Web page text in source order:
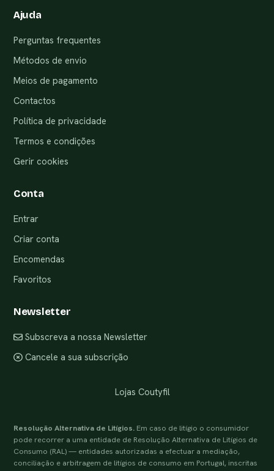
Ajuda
Perguntas frequentes
Métodos de envio
Meios de pagamento
Contactos
Política de privacidade
Termos e condições
Gerir cookies
Conta
Entrar
Criar conta
Encomendas
Favoritos
Newsletter
Subscreva a nossa Newsletter
Cancele a sua subscrição
Lojas Coutyfil
Resolução Alternativa de Litígios. Em caso de litígio o consumidor
pode recorrer a uma entidade de Resolução Alternativa de Litígios de
Consumo (RAL) — entidades autorizadas a efectuar a mediação,
conciliação e arbitragem de litígios de consumo em Portugal, inscritas